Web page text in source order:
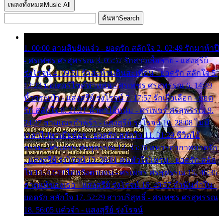
เพลงทั้งหมด Music All
ค้นหาSearch
1. 00:00 สามสิบยังแจ๋ว - ยอดรัก สลักใจ 2. 02:49 รักมาห้าปี
- ศรเพชร ศรสุพรรณ 3. 05:57 รักสาวเสื้อลาย - แสงสุรีย์
รุ่งโรจน์ 4. 09:51 รักสะท้านดินสะเทือน - ยอดรัก สลักใจ 5.
12:23 มอเตอร์ไซค์ทำหล่น - ศรเพชร ศรสุพรรณ 6. 14:49
หิ้วกระเป๋า - แสงสุรีย์ รุ่งโรจน์ 7. 17:57 รักเผื่อเลือก - ยอด
รัก สลักใจ 8. 21:21 น้ำตาไอ้หนุ่ม - ศรเพชร ศรสุพรรณ 9.
24:27 สามเณรกำพร้า - แสงสุรีย์ รุ่งโรจน์ 10. 28:08 ไม่มี
เวลาไปหาเมียน้อย - ยอดรัก สลักใจ 11. 31:29 ชีวิตไอ้
ธรรม - ศรเพชร ศรสุพรรณ 12. 35:26 ทหารอากาศขาดรัก
- แสงสุรีย์ รุ่งโรจน์ 13. 39:01 คนหัวใจโทรม - ยอดรัก สลัก
ใจ 14. 42:49 ไอ้หวังตายแน่ - ศรเพชร ศรสุพรรณ 15. 46:35
ธาตุแท้ของเธอ - แสงสุรีย์ รุ่งโรจน์ 16. 49:57 กำนันกำใน -
ยอดรัก สลักใจ 17. 52:29 สาวบริสุทธิ์ - ศรเพชร ศรสุพรรณ
18. 56:05 แต๋วจ๋า - แสงสุรีย์ รุ่งโรจน์